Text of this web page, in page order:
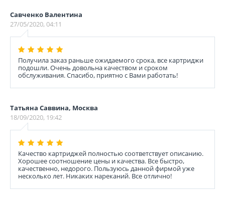
Савченко Валентина
27/05/2020, 04:11
Получила заказ раньше ожидаемого срока, все картриджи
подошли. Очень довольна качеством и сроком
обслуживания. Спасибо, приятно с Вами работать!
Татьяна Саввина, Москва
18/09/2020, 19:42
Качество картриджей полностью соответствует описанию.
Хорошее соотношение цены и качества. Все быстро,
качественно, недорого. Пользуюсь данной фирмой уже
несколько лет. Никаких нареканий. Все отлично!